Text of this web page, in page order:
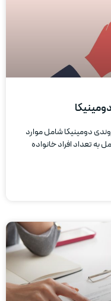
دومینیکا شامل موارد
به تعداد افراد خانواده